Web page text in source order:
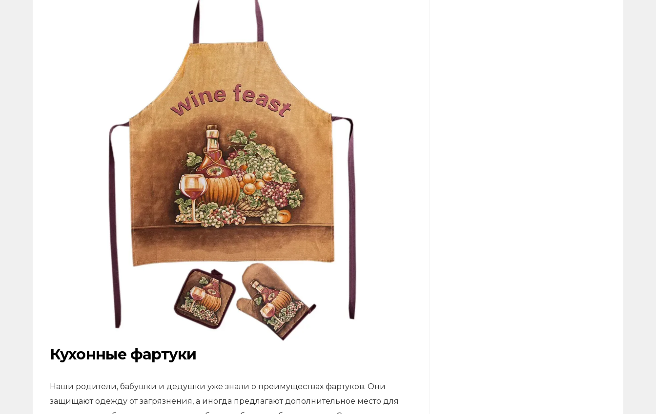
Кухонные фартуки
Наши родители, бабушки и дедушки уже знали о преимуществах фартуков. Они
защищают одежду от загрязнения, а иногда предлагают дополнительное место для